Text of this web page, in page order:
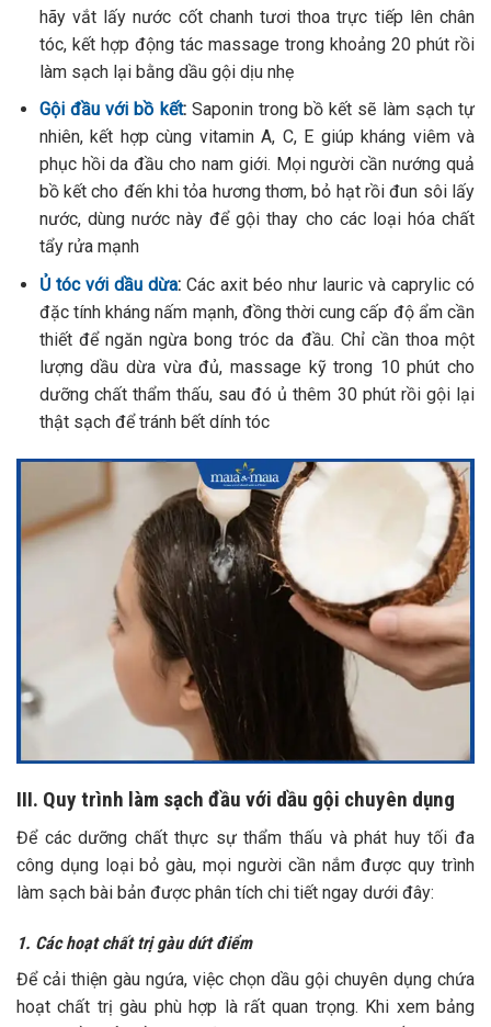
hãy vắt lấy nước cốt chanh tươi thoa trực tiếp lên chân
tóc, kết hợp động tác massage trong khoảng 20 phút rồi
làm sạch lại bằng dầu gội dịu nhẹ
Gội đầu với bồ kết: Saponin trong bồ kết sẽ làm sạch tự
nhiên, kết hợp cùng vitamin A, C, E giúp kháng viêm và
phục hồi da đầu cho nam giới. Mọi người cần nướng quả
bồ kết cho đến khi tỏa hương thơm, bỏ hạt rồi đun sôi lấy
nước, dùng nước này để gội thay cho các loại hóa chất
tẩy rửa mạnh
Ủ tóc với dầu dừa: Các axit béo như lauric và caprylic có
đặc tính kháng nấm mạnh, đồng thời cung cấp độ ẩm cần
thiết để ngăn ngừa bong tróc da đầu. Chỉ cần thoa một
lượng dầu dừa vừa đủ, massage kỹ trong 10 phút cho
dưỡng chất thẩm thấu, sau đó ủ thêm 30 phút rồi gội lại
thật sạch để tránh bết dính tóc
III. Quy trình làm sạch đầu với dầu gội chuyên dụng
Để các dưỡng chất thực sự thẩm thấu và phát huy tối đa
công dụng loại bỏ gàu, mọi người cần nắm được quy trình
làm sạch bài bản được phân tích chi tiết ngay dưới đây:
1. Các hoạt chất trị gàu dứt điểm
Để cải thiện gàu ngứa, việc chọn dầu gội chuyên dụng chứa
hoạt chất trị gàu phù hợp là rất quan trọng. Khi xem bảng